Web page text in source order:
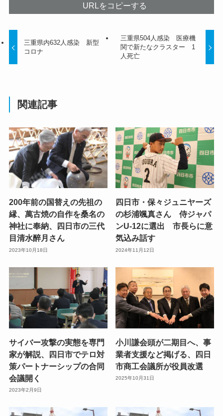
URLをコピーする
三重県内632人感染 新型
コロナ
三重県504人感染 医療機
関で新たなクラスター 1
人死亡
関連記事
200年前の国替えの先祖の
縁、萬古焼の自作を桑名の
神社に奉納、四日市の三代
目清水醉月さん
2023年10月18日
四日市・保々ジュニヤーズ
の杉浦颯真さん 侍ジャパ
ンU-12に選出 市長らに意
気込み話す
2024年11月12日
サイバー攻撃の実態を専門
家が解説、四日市でテロ対
策パートナーシップの合同
会議開く
2023年2月9日
小川謙会頭が二期目へ、事
業者支援など掲げる、四日
市商工会議所が役員改選
2025年10月31日